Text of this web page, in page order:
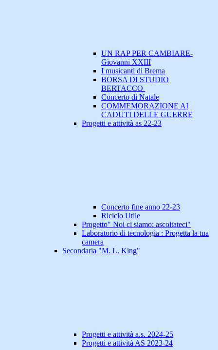
UN RAP PER CAMBIARE-
Giovanni XXIII
I musicanti di Brema
BORSA DI STUDIO
BERTACCO
Concerto di Natale
COMMEMORAZIONE AI
CADUTI DELLE GUERRE
Progetti e attività as 22-23
Concerto fine anno 22-23
Riciclo Utile
Progetto" Noi ci siamo: ascoltateci"
Laboratorio di tecnologia : Progetta la tua
camera
Secondaria "M. L. King"
Progetti e attività a.s. 2024-25
Progetti e attività AS 2023-24